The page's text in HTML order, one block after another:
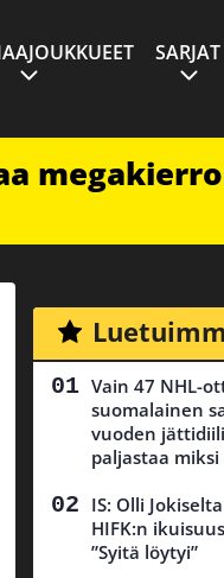
SARJAT
Vain 47 NHL-
suomalainen
vuoden
paljastaa miksi
IS: Olli
HIFK:n
”Syitä löytyi”